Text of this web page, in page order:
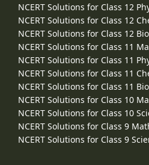
NCERT Solutions for Class 12
NCERT Solutions for Class 12
NCERT Solutions for Class 12
NCERT Solutions for Class 11
NCERT Solutions for Class 11
NCERT Solutions for Class 11
NCERT Solutions for Class 11
NCERT Solutions for Class 10
NCERT Solutions for Class 10
NCERT Solutions for Class 9
NCERT Solutions for Class 9